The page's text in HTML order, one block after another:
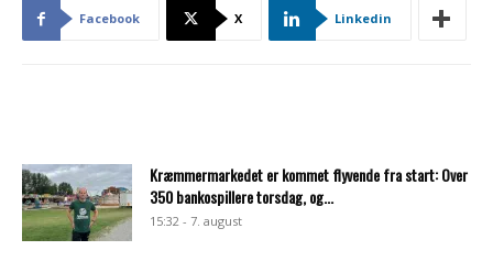
Facebook X Linkedin
Kræmmermarkedet er kommet flyvende fra start: Over
350 bankospillere torsdag, og...
15:32 - 7. august